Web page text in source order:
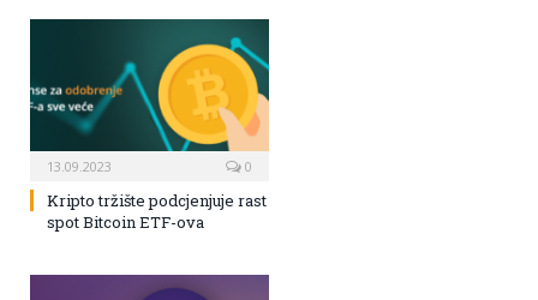
13.09.2023 0
Kripto tržište podcjenjuje rast
spot Bitcoin ETF-ova